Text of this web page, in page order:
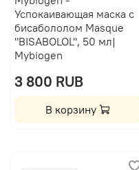
Успокаивающая маска с
бисабололом Masque
"BISABOLOL", 50 мл|
Mybiogen
3 800 RUB
В корзину